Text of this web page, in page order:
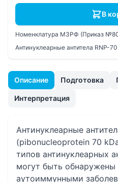
Описание Подготовка
Интерпретация
Антинуклеарные
(рibonucleoprotein 70
типов антинуклеарных
могут быть обнаружены
аутоиммунными
В
Номенклатура МЗРФ (Приказ
Антинуклеарные антитела RNP-70